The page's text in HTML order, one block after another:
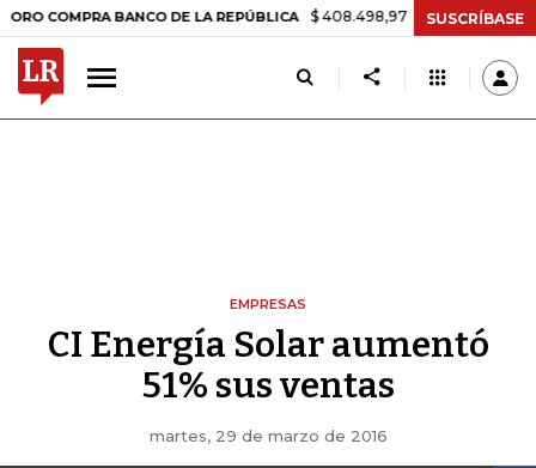
BANCO DE LA REPÚBLICA $ 408.498,97 +$ 8.753,81 +2,19%
SUSCRÍBASE
EMPRESAS
CI Energía Solar aumentó
51% sus ventas
martes, 29 de marzo de 2016